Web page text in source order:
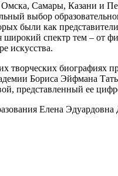
Самары, Казани и
выбор
были как
спектр тем – от
искусства.
биографиях
Бориса Эйфмана
представленный ее
Елена